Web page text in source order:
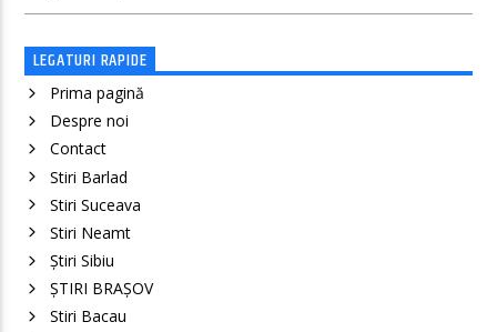
LEGATURI RAPIDE
Prima pagină
Despre noi
Contact
Stiri Barlad
Stiri Suceava
Stiri Neamt
Știri Sibiu
ȘTIRI BRAȘOV
Stiri Bacau